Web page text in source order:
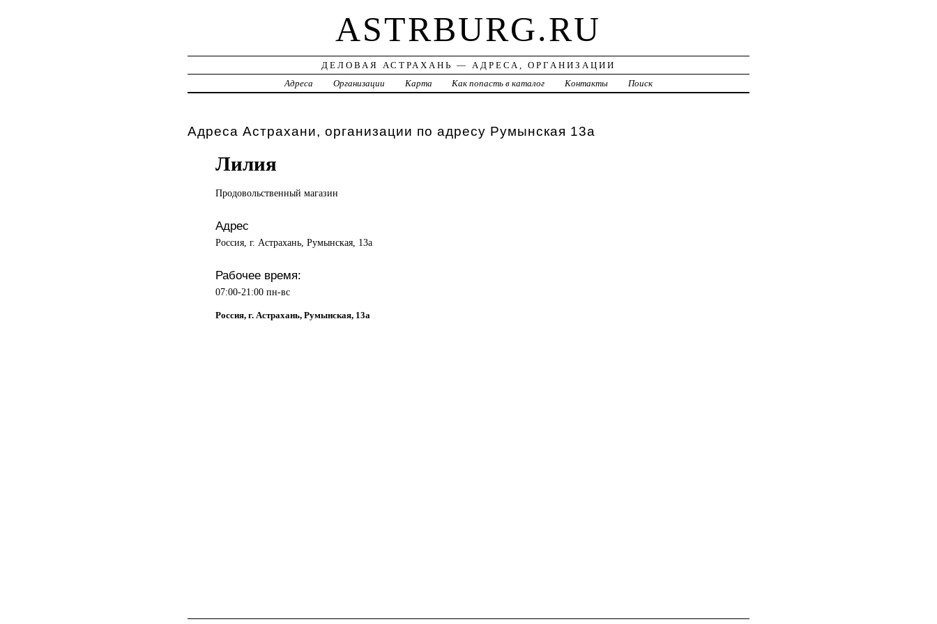
ASTRBURG.RU
ДЕЛОВАЯ АСТРАХАНЬ — АДРЕСА, ОРГАНИЗАЦИИ
Адреса
Организации Карта Как попасть в каталог Контакты Поиск
Адреса Астрахани, организации по адресу Румынская 13а
Лилия
Продовольственный магазин
Адрес
Россия, г. Астрахань, Румынская, 13а
Рабочее время:
07:00-21:00 пн-вс
Россия, г. Астрахань, Румынская, 13а